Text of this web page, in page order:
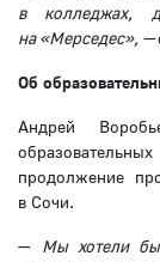
в колледжах,
на «Мерседес», —
Об
Андрей
продолжение
в Сочи.
— Мы хотели бы